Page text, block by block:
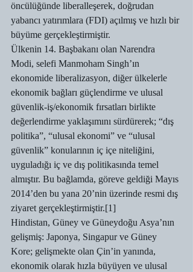
öncülüğünde liberalleşerek, doğrudan
yabancı yatırımlara (FDI) açılmış ve hızlı bir
büyüme gerçekleştirmiştir.
Ülkenin 14. Başbakanı olan Narendra
Modi, selefi Manmoham Singh’ın
ekonomide liberalizasyon, diğer ülkelerle
ekonomik bağları güçlendirme ve ulusal
güvenlik-iş/ekonomik fırsatları birlikte
değerlendirme yaklaşımını sürdürerek; “dış
politika”, “ulusal ekonomi” ve “ulusal
güvenlik” konularının iç içe niteliğini,
uyguladığı iç ve dış politikasında temel
almıştır. Bu bağlamda, göreve geldiği Mayıs
2014’den bu yana 20’nin üzerinde resmi dış
ziyaret gerçekleştirmiştir.[1]
Hindistan, Güney ve Güneydoğu Asya’nın
gelişmiş: Japonya, Singapur ve Güney
Kore; gelişmekte olan Çin’in yanında,
ekonomik olarak hızla büyüyen ve ulusal